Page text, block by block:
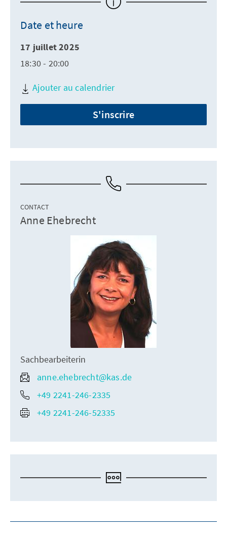
Date et heure
17 juillet 2025
18:30 - 20:00
Ajouter au calendrier
S'inscrire
CONTACT
Anne Ehebrecht
Sachbearbeiterin
anne.ehebrecht@kas.de
+49 2241-246-2335
+49 2241-246-52335